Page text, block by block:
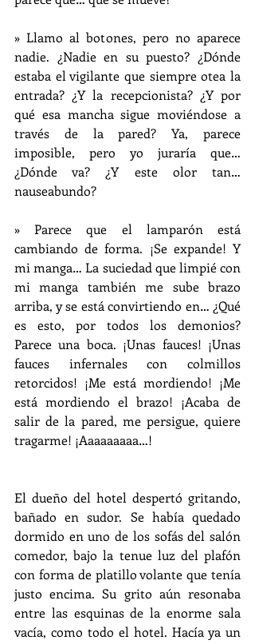
» Llamo al botones, pero no aparece
nadie. ¿Nadie en su puesto? ¿Dónde
estaba el vigilante que siempre otea la
entrada? ¿Y la recepcionista? ¿Y por
qué esa mancha sigue moviéndose a
través de la pared? Ya, parece
imposible, pero yo juraría que…
¿Dónde va? ¿Y este olor tan…
nauseabundo?
» Parece que el lamparón está
cambiando de forma. ¡Se expande! Y
mi manga… La suciedad que limpié con
mi manga también me sube brazo
arriba, y se está convirtiendo en… ¿Qué
es esto, por todos los demonios?
Parece una boca. ¡Unas fauces! ¡Unas
fauces infernales con colmillos
retorcidos! ¡Me está mordiendo! ¡Me
está mordiendo el brazo! ¡Acaba de
salir de la pared, me persigue, quiere
tragarme! ¡Aaaaaaaaa…!
El dueño del hotel despertó gritando,
bañado en sudor. Se había quedado
dormido en uno de los sofás del salón
comedor, bajo la tenue luz del plafón
con forma de platillo volante que tenía
justo encima. Su grito aún resonaba
entre las esquinas de la enorme sala
vacía, como todo el hotel. Hacía ya un